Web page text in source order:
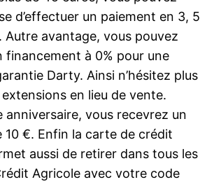
d’effectuer un paiement en 3, 5
Autre avantage, vous pouvez
financement à 0% pour une
Darty. Ainsi n’hésitez plus
en lieu de vente.
anniversaire, vous recevrez un
10 €. Enfin la carte de crédit
aussi de retirer dans tous les
Agricole avec votre code